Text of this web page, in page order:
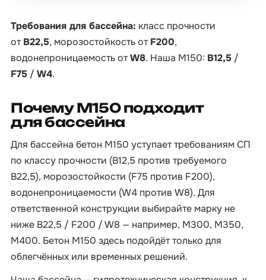
Требования для бассейна: класс прочности
отB22,5, морозостойкость отF200,
водонепроницаемость отW8. Наша М150: B12,5 /
F75 / W4.
Почему М150 подходит
для бассейна
Для бассейна бетон М150 уступает требованиям СП
по классу прочности (B12,5 против требуемого
B22,5), морозостойкости (F75 против F200),
водонепроницаемости (W4 против W8). Для
ответственной конструкции выбирайте марку не
ниже B22,5 / F200 / W8 — например, М300, М350,
М400. Бетон М150 здесь подойдёт только для
облегчённых или временных решений.